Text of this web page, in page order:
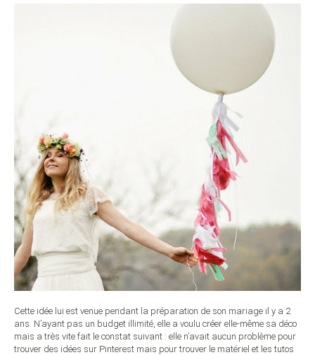
Cette idée lui est venue pendant la préparation de son mariage il y a 2
ans. N’ayant pas un budget illimité, elle a voulu créer elle-même sa déco
mais a très vite fait le constat suivant : elle n’avait aucun problème pour
trouver des idées sur Pinterest mais pour trouver le matériel et les tutos